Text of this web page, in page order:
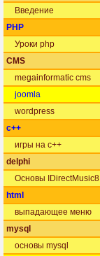
Введение
PHP
Уроки php
CMS
megainformatic cms
joomla
wordpress
c++
игры на c++
delphi
Основы IDirectMusic8
html
выпадающее меню
mysql
основы mysql